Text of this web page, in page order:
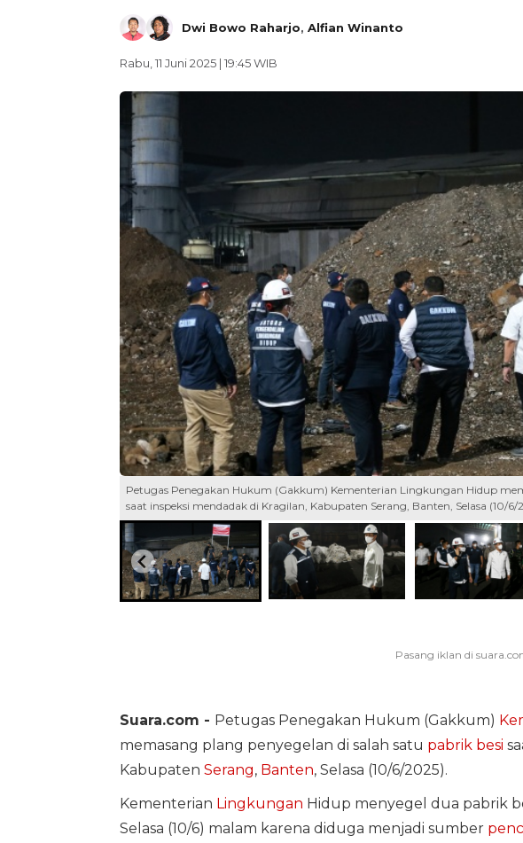
Dwi Bowo Raharjo, Alfian Winanto
Rabu, 11 Juni 2025 | 19:45 WIB
Petugas Penegakan Hukum (Gakkum) Kementerian Lingkungan Hidup
saat inspeksi mendadak di Kragilan, Kabupaten Serang, Banten, Selasa (10/
Suara.com - Petugas Penegakan Hukum (Gakkum)
memasang plang penyegelan di salah satu pabrik besi
Kabupaten Serang, Banten, Selasa (10/6/2025).
Kementerian Lingkungan Hidup menyegel dua pabrik
Selasa (10/6) malam karena diduga menjadi sumber